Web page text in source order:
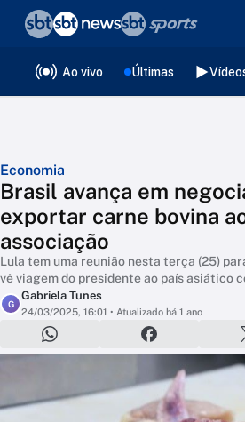
Ao vivo Últimas
Economia
Brasil avança em
exportar carne bovina
associação
Lula tem uma reunião nesta terça (25)
vê viagem do presidente ao país asiático
G
Gabriela Tunes
24/03/2025, 16:01 • Atualizado há 1 ano
❮voltar
Editorias